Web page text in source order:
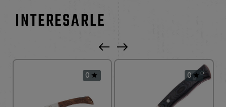
INTERESARLE
0  0